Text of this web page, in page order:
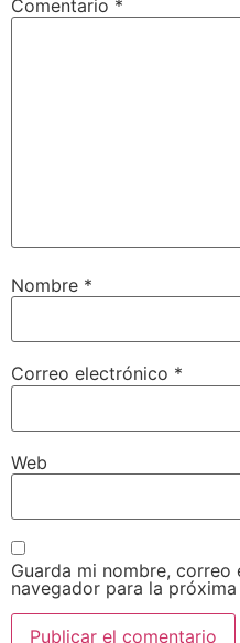
Comentario *
Nombre *
Correo electrónico *
Web
Guarda mi nombre,
navegador para la